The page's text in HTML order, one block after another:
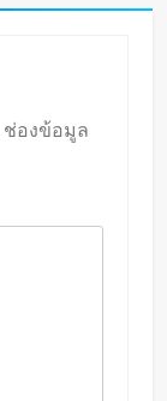
ช่องข้อมูล